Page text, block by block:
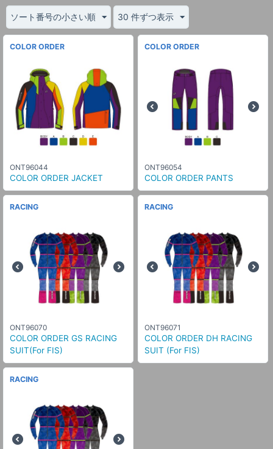
ソート番号の小さい順 30 件ずつ表示
COLOR ORDER
ONT96044
COLOR ORDER JACKET
COLOR ORDER
ONT96054
COLOR ORDER PANTS
RACING
ONT96070
COLOR ORDER GS RACING
SUIT(For FIS)
RACING
ONT96071
COLOR ORDER DH RACING
SUIT (For FIS)
RACING